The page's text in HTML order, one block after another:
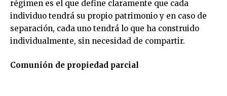
régimen es el que define claramente que cada
individuo tendrá su propio patrimonio y en caso de
separación, cada uno tendrá lo que ha construido
individualmente, sin necesidad de compartir.
Comunión de propiedad parcial